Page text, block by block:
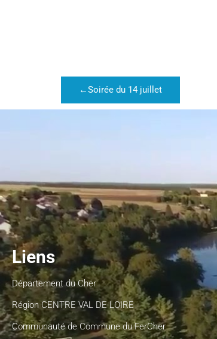
←Soirée du 14 juillet
Liens
Département du Cher
Région CENTRE VAL DE LOIRE
Communauté de Commune du FerCher